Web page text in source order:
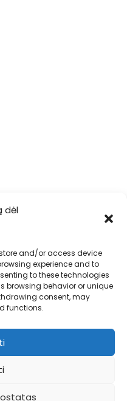
dėl
and/or access device
experience and to
to these technologies
browsing behavior or unique
consent, may
functions.
2026